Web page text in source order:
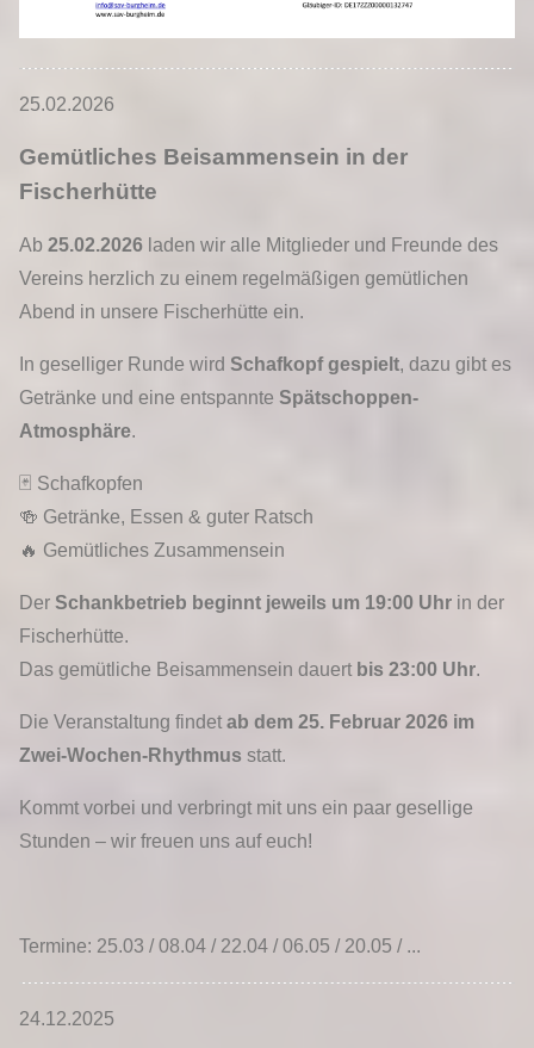
25.02.2026
Gemütliches Beisammensein in der
Fischerhütte
Ab 25.02.2026 laden wir alle Mitglieder und Freunde des
Vereins herzlich zu einem regelmäßigen gemütlichen
Abend in unsere Fischerhütte ein.
In geselliger Runde wird Schafkopf gespielt, dazu gibt es
Getränke und eine entspannte Spätschoppen-
Atmosphäre.
🃏 Schafkopfen
🍻 Getränke, Essen & guter Ratsch
🔥 Gemütliches Zusammensein
Der Schankbetrieb beginnt jeweils um 19:00 Uhr in der
Fischerhütte.
Das gemütliche Beisammensein dauert bis 23:00 Uhr.
Die Veranstaltung findet ab dem 25. Februar 2026 im
Zwei-Wochen-Rhythmus statt.
Kommt vorbei und verbringt mit uns ein paar gesellige
Stunden – wir freuen uns auf euch!
Termine: 25.03 / 08.04 / 22.04 / 06.05 / 20.05 / ...
24.12.2025